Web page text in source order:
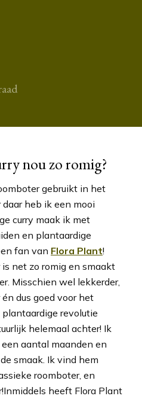
nou zo romig?
gebruikt in het
heb ik een mooi
curry maak ik met
en plantaardige
fan van Flora Plant!
net zo romig en smaakt
Misschien wel lekkerder,
dus goed voor het
revolutie
helemaal achter! Ik
aantal maanden en
smaak. Ik vind hem
roomboter, en
heeft Flora Plant